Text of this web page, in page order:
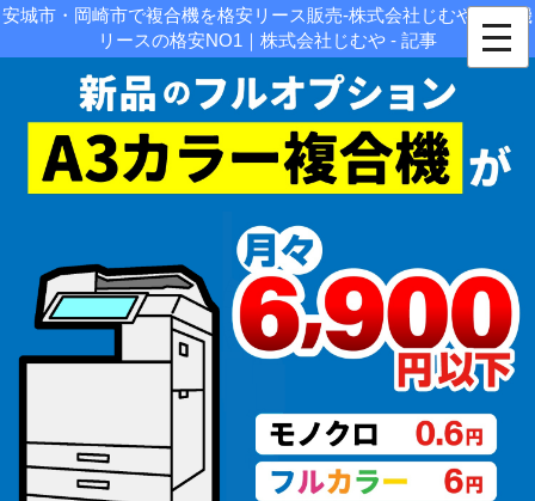
安城市・岡崎市で複合機を格安リース販売-株式会社じむや|複合機
リースの格安NO1｜株式会社じむや - 記事